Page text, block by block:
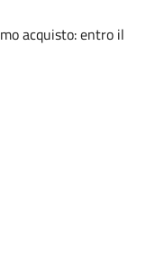
acquisto: entro il